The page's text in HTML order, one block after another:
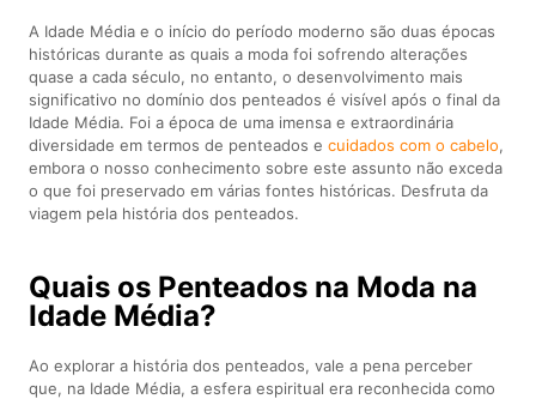
A Idade Média e o início do período moderno são duas épocas
históricas durante as quais a moda foi sofrendo alterações
quase a cada século, no entanto, o desenvolvimento mais
significativo no domínio dos penteados é visível após o final da
Idade Média. Foi a época de uma imensa e extraordinária
diversidade em termos de penteados ecuidados com o cabelo,
embora o nosso conhecimento sobre este assunto não exceda
o que foi preservado em várias fontes históricas. Desfruta da
viagem pela história dos penteados.
Quais os Penteados na Moda na
Idade Média?
Ao explorar a história dos penteados, vale a pena perceber
que, na Idade Média, a esfera espiritual era reconhecida como